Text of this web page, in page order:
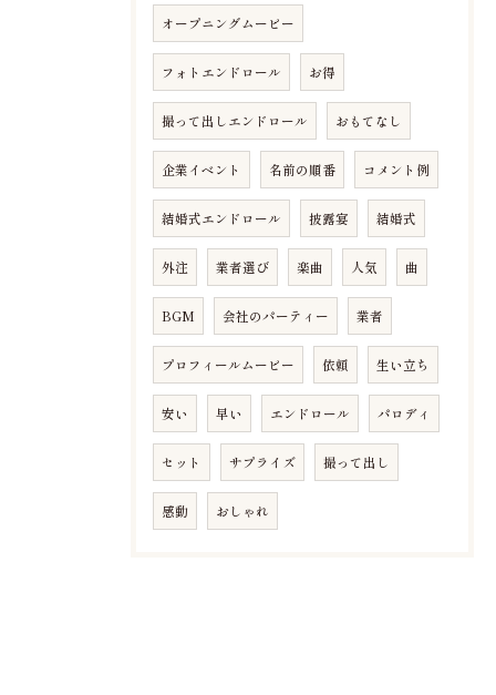
オープニングムービー
フォトエンドロール お得
撮って出しエンドロール おもてなし
企業イベント 名前の順番 コメント例
結婚式エンドロール 披露宴 結婚式
外注 業者選び 楽曲 人気 曲
BGM 会社のパーティー 業者
プロフィールムービー 依頼 生い立ち
安い 早い エンドロール パロディ
セット サプライズ 撮って出し
感動 おしゃれ